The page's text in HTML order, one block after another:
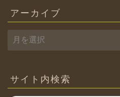
アーカイブ
ー
ブ
サイト内検索